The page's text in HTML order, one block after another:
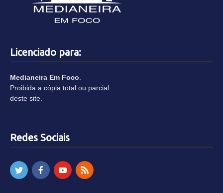
Licenciado para:
Medianeira Em Foco
Proibida a cópia total ou parcial
deste site.
Redes Sociais